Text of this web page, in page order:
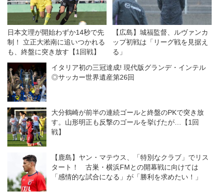
日本文理が開始わずか14秒で先
制！ 立正大淞南に追いつかれる
も、終盤に突き放す【1回戦】
【広島】城福監督、ルヴァンカ
ップ初戦は「リーグ戦を見据え
る」
イタリア初の三冠達成! 現代版グランデ・インテル
◎サッカー世界遺産第26回
大分鶴崎が前半の連続ゴールと終盤のPKで突き放
す。山形明正も反撃のゴールを挙げたが…【1回
戦】
【鹿島】ヤン・マテウス、「特別なクラブ」でリス
タート！ 古巣・横浜FMとの開幕戦に向けては
「感情的な試合になる」が「勝利を求めたい！」